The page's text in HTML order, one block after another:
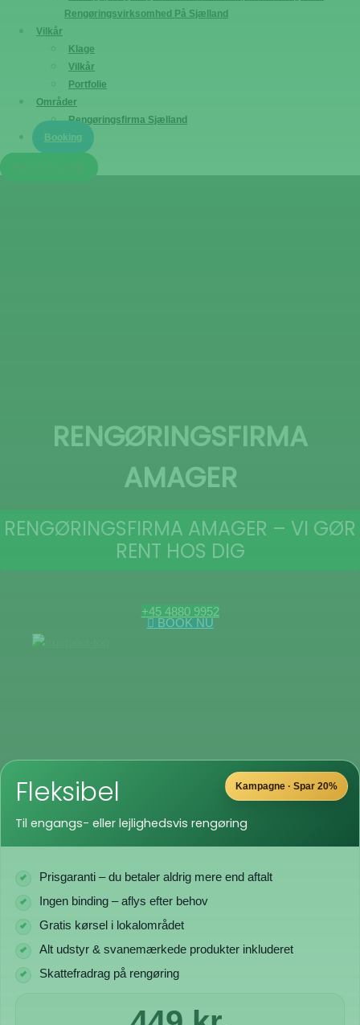
Rengøringsvirksomhed På Sjælland
Vilkår
Klage
Vilkår
Portfolie
Områder
Rengøringsfirma Sjælland
Booking
RENGØRINGSFIRMA
AMAGER
RENGØRINGSFIRMA AMAGER – VI GØR
RENT HOS DIG
BOOK NU
+45 4880 9952
Kampagne · Spar 20%
Fleksibel
Til engangs- eller lejlighedsvis rengøring
Prisgaranti – du betaler aldrig mere end aftalt
Ingen binding – aflys efter behov
Gratis kørsel i lokalområdet
Alt udstyr & svanemærkede produkter inkluderet
Skattefradrag på rengøring